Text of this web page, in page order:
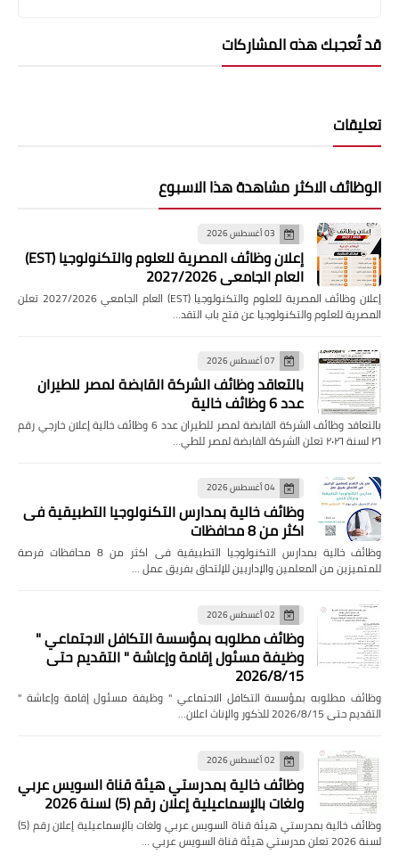
قد تُعجبك هذه المشاركات
تعليقات
الوظائف الاكثر مشاهدة هذا الاسبوع
03 أغسطس 2026
إعلان وظائف المصرية للعلوم والتكنولوجيا (EST)
العام الجامعي 2027/2026
إعلان وظائف المصرية للعلوم والتكنولوجيا (EST) العام الجامعي 2027/2026 تعلن
المصرية للعلوم والتكنولوجيا عن فتح باب التقد…
07 أغسطس 2026
بالتعاقد وظائف الشركة القابضة لمصر للطيران
عدد 6 وظائف خالية
بالتعاقد وظائف الشركة القابضة لمصر للطيران عدد 6 وظائف خالية إعلان خارجي رقم
٢٦ لسنة ٢٠٢٦ تعلن الشركة القابضة لمصر للطي…
04 أغسطس 2026
وظائف خالية بمدارس التكنولوجيا التطبيقية فى
اكثر من 8 محافظات
وظائف خالية بمدارس التكنولوجيا التطبيقية فى اكثر من 8 محافظات فرصة
للمتميزين من المعلمين والإداريين للإلتحاق بفريق عمل …
02 أغسطس 2026
وظائف مطلوبه بمؤسسة التكافل الاجتماعي "
وظيفة مسئول إقامة وإعاشة " التقديم حتى
2026/8/15
وظائف مطلوبه بمؤسسة التكافل الاجتماعي " وظيفة مسئول إقامة وإعاشة "
التقديم حتى 2026/8/15 للذكور والإناث اعلان…
02 أغسطس 2026
وظائف خالية بمدرستي هيئة قناة السويس عربي
ولغات بالإسماعيلية إعلان رقم (5) لسنة 2026
وظائف خالية بمدرستي هيئة قناة السويس عربي ولغات بالإسماعيلية إعلان رقم (5)
لسنة 2026 تعلن مدرستي هيئة قناة السويس عربي …